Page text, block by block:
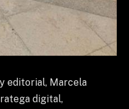
editorial, Marcela
digital,